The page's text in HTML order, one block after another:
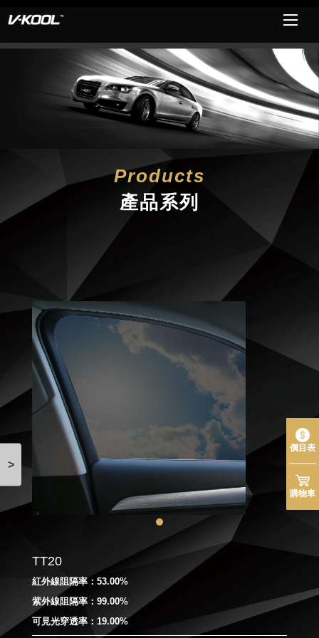
Products
產品系列
>
TT20
紅外線阻隔率：53.00%
紫外線阻隔率：99.00%
可見光穿透率：19.00%
價目表
購物車